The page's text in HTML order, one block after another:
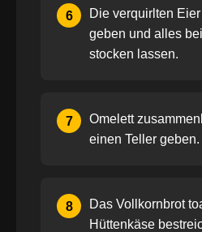
6
Die verquirlten
geben und alles
stocken lassen.
7
Omelett
einen Teller geben.
8
Das Vollkornbrot
Hüttenkäse